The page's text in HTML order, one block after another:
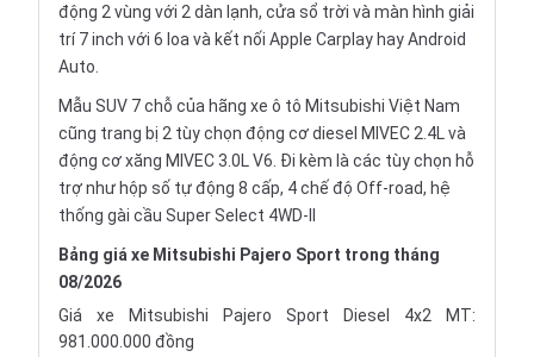
động 2 vùng với 2 dàn lạnh, cửa sổ trời và màn hình giải
trí 7 inch với 6 loa và kết nối Apple Carplay hay Android
Auto.
Mẫu SUV 7 chỗ của hãng xe ô tô Mitsubishi Việt Nam
cũng trang bị 2 tùy chọn động cơ diesel MIVEC 2.4L và
động cơ xăng MIVEC 3.0L V6. Đi kèm là các tùy chọn hỗ
trợ như hộp số tự động 8 cấp, 4 chế độ Off-road, hệ
thống gài cầu Super Select 4WD-II
Bảng giá xe Mitsubishi Pajero Sport trong tháng
08/2026
Giá xe Mitsubishi Pajero Sport Diesel 4x2 MT:
981.000.000 đồng